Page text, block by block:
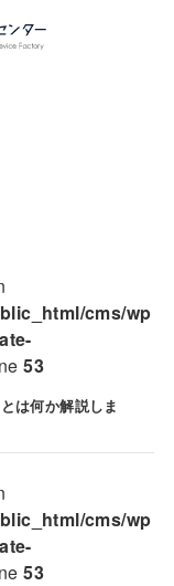
cms/wp
53
は何か解説しま
cms/wp
53